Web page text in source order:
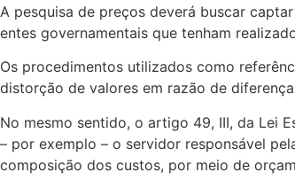
A pesquisa de preços deverá buscar
entes governamentais que tenham
Os procedimentos utilizados como
distorção de valores em razão de
No mesmo sentido, o artigo 49, III, da Lei
– por exemplo – o servidor responsável
composição dos custos, por meio de